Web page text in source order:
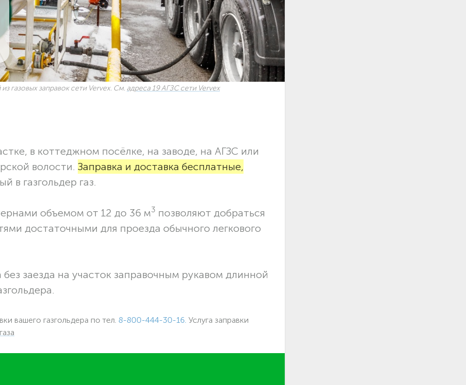
газовых заправок сети Vervex. См. адреса 19 АГЗС сети Vervex
в коттеджном посёлке, на заводе, на АГЗС или
волости. Заправка и доставка бесплатные,
в газгольдер газ.
объемом от 12 до 36 м3 позволяют добраться
достаточными для проезда обычного легкового
заезда на участок заправочным рукавом длинной
вашего газгольдера по тел. 8-800-444-30-16. Услуга заправки